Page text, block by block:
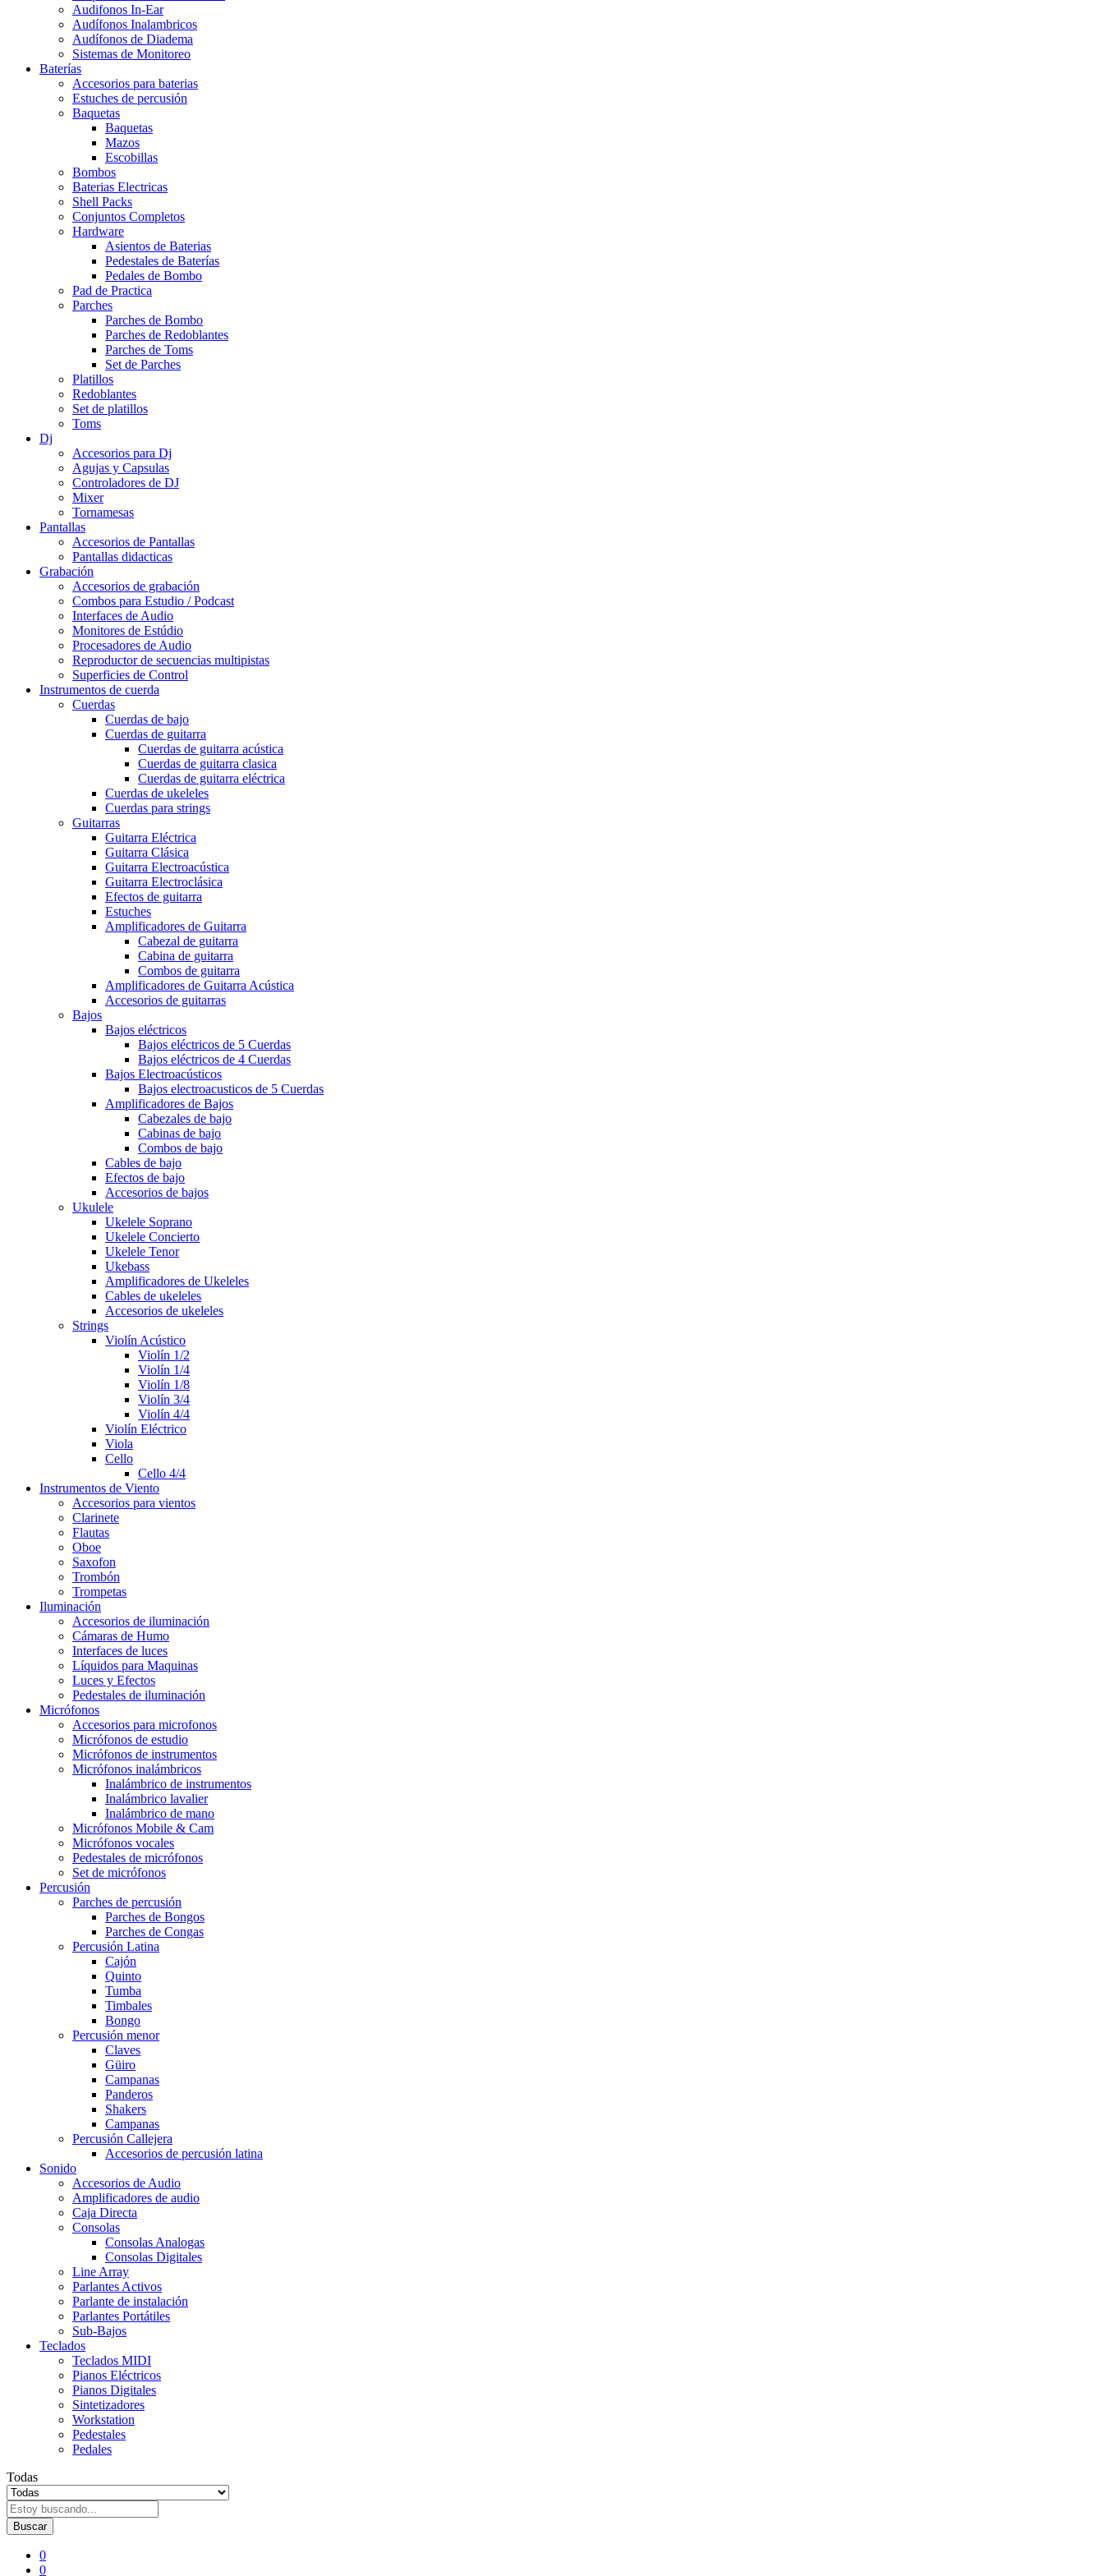
Audifonos In-Ear
Audífonos Inalambricos
Audífonos de Diadema
Sistemas de Monitoreo
Baterías
Accesorios para baterias
Estuches de percusión
Baquetas
Baquetas
Mazos
Escobillas
Bombos
Baterias Electricas
Shell Packs
Conjuntos Completos
Hardware
Asientos de Baterias
Pedestales de Baterías
Pedales de Bombo
Pad de Practica
Parches
Parches de Bombo
Parches de Redoblantes
Parches de Toms
Set de Parches
Platillos
Redoblantes
Set de platillos
Toms
Dj
Accesorios para Dj
Agujas y Capsulas
Controladores de DJ
Mixer
Tornamesas
Pantallas
Accesorios de Pantallas
Pantallas didacticas
Grabación
Accesorios de grabación
Combos para Estudio / Podcast
Interfaces de Audio
Monitores de Estúdio
Procesadores de Audio
Reproductor de secuencias multipistas
Superficies de Control
Instrumentos de cuerda
Cuerdas
Cuerdas de bajo
Cuerdas de guitarra
Cuerdas de guitarra acústica
Cuerdas de guitarra clasica
Cuerdas de guitarra eléctrica
Cuerdas de ukeleles
Cuerdas para strings
Guitarras
Guitarra Eléctrica
Guitarra Clásica
Guitarra Electroacústica
Guitarra Electroclásica
Efectos de guitarra
Estuches
Amplificadores de Guitarra
Cabezal de guitarra
Cabina de guitarra
Combos de guitarra
Amplificadores de Guitarra Acústica
Accesorios de guitarras
Bajos
Bajos eléctricos
Bajos eléctricos de 5 Cuerdas
Bajos eléctricos de 4 Cuerdas
Bajos Electroacústicos
Bajos electroacusticos de 5 Cuerdas
Amplificadores de Bajos
Cabezales de bajo
Cabinas de bajo
Combos de bajo
Cables de bajo
Efectos de bajo
Accesorios de bajos
Ukulele
Ukelele Soprano
Ukelele Concierto
Ukelele Tenor
Ukebass
Amplificadores de Ukeleles
Cables de ukeleles
Accesorios de ukeleles
Strings
Violín Acústico
Violín 1/2
Violín 1/4
Violín 1/8
Violín 3/4
Violín 4/4
Violín Eléctrico
Viola
Cello
Cello 4/4
Instrumentos de Viento
Accesorios para vientos
Clarinete
Flautas
Oboe
Saxofon
Trombón
Trompetas
Iluminación
Accesorios de iluminación
Cámaras de Humo
Interfaces de luces
Líquidos para Maquinas
Luces y Efectos
Pedestales de iluminación
Micrófonos
Accesorios para microfonos
Micrófonos de estudio
Micrófonos de instrumentos
Micrófonos inalámbricos
Inalámbrico de instrumentos
Inalámbrico lavalier
Inalámbrico de mano
Micrófonos Mobile & Cam
Micrófonos vocales
Pedestales de micrófonos
Set de micrófonos
Percusión
Parches de percusión
Parches de Bongos
Parches de Congas
Percusión Latina
Cajón
Quinto
Tumba
Timbales
Bongo
Percusión menor
Claves
Güiro
Campanas
Panderos
Shakers
Campanas
Percusión Callejera
Accesorios de percusión latina
Sonido
Accesorios de Audio
Amplificadores de audio
Caja Directa
Consolas
Consolas Analogas
Consolas Digitales
Line Array
Parlantes Activos
Parlante de instalación
Parlantes Portátiles
Sub-Bajos
Teclados
Teclados MIDI
Pianos Eléctricos
Pianos Digitales
Sintetizadores
Workstation
Pedestales
Pedales
Todas
Buscar
0
0